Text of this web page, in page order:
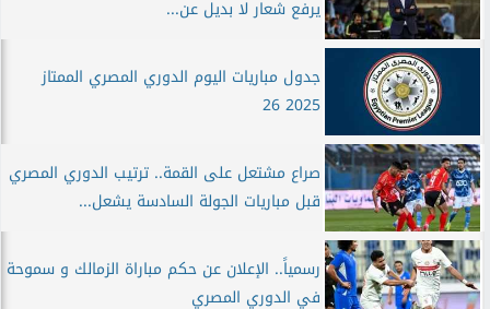
يرفع شعار لا بديل عن...
جدول مباريات اليوم الدوري المصري الممتاز
2025 26
صراع مشتعل على القمة.. ترتيب الدوري المصري
قبل مباريات الجولة السادسة يشعل...
رسمياً.. الإعلان عن حكم مباراة الزمالك و سموحة
في الدوري المصري